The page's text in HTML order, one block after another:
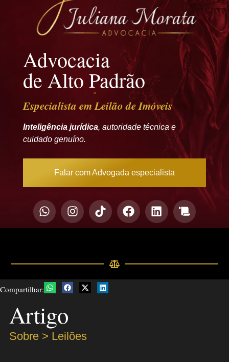
Advocacia
de Alto Padrão
Especialista em Leilão de Imóveis
Inteligência jurídica, autoridade técnica e
cuidado genuíno.
Falar com Advogada especialista
Compartilhar:
Artigo
Sobre > Leilões